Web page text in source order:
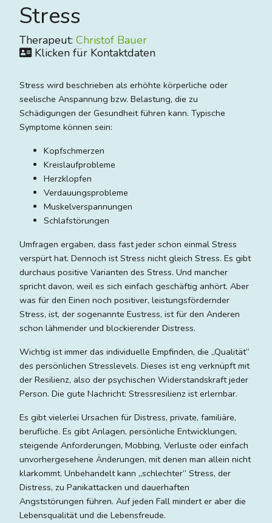
Stress
Therapeut: Christof Bauer
Klicken für Kontaktdaten
Stress wird beschrieben als erhöhte körperliche oder
seelische Anspannung bzw. Belastung, die zu
Schädigungen der Gesundheit führen kann. Typische
Symptome können sein:
Kopfschmerzen
Kreislaufprobleme
Herzklopfen
Verdauungsprobleme
Muskelverspannungen
Schlafstörungen
Umfragen ergaben, dass fast jeder schon einmal Stress
verspürt hat. Dennoch ist Stress nicht gleich Stress. Es gibt
durchaus positive Varianten des Stress. Und mancher
spricht davon, weil es sich einfach geschäftig anhört. Aber
was für den Einen noch positiver, leistungsfördernder
Stress, ist, der sogenannte Eustress, ist für den Anderen
schon lähmender und blockierender Distress.
Wichtig ist immer das individuelle Empfinden, die „Qualität“
des persönlichen Stresslevels. Dieses ist eng verknüpft mit
der Resilienz, also der psychischen Widerstandskraft jeder
Person. Die gute Nachricht: Stressresilienz ist erlernbar.
Es gibt vielerlei Ursachen für Distress, private, familiäre,
berufliche. Es gibt Anlagen, persönliche Entwicklungen,
steigende Anforderungen, Mobbing, Verluste oder einfach
unvorhergesehene Änderungen, mit denen man allein nicht
klarkommt. Unbehandelt kann „schlechter“ Stress, der
Distress, zu Panikattacken und dauerhaften
Angststörungen führen. Auf jeden Fall mindert er aber die
Lebensqualität und die Lebensfreude.